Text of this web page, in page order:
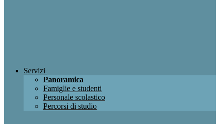
Servizi
Panoramica
Famiglie e studenti
Personale scolastico
Percorsi di studio